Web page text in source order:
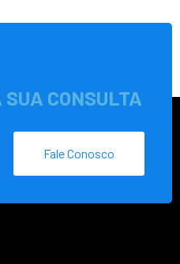
CONSULTA
Fale Conosco